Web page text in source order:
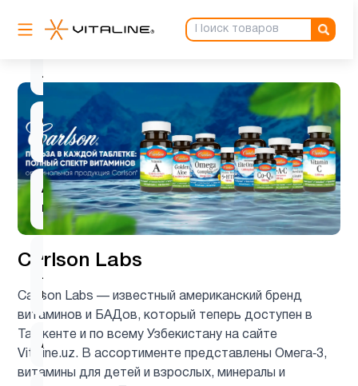
Carlson Labs
Carlson Labs — известный американский бренд
витаминов и БАДов, который теперь доступен в
Ташкенте и по всему Узбекистану на сайте
Vitaline.uz. В ассортименте представлены Омега‑3,
витамины для детей и взрослых, минералы и
лизин
Q10
(CoQ10)
1
Алоэ
вера
1
Альфа-
липоевая
кислота
Аминокислоты